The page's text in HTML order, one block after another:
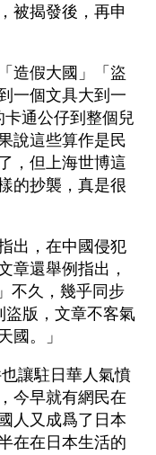
被揭發後，再申
造假大國」「盜
一個文具大到一
通公仔到整個兒
說這些算作是民
，但上海世博這
的抄襲，真是很
出，在中國侵犯
章還舉例指出，
不久，幾乎同步
盜版，文章不客氣
國。」
讓駐日華人氣憤
今早就有網民在
人又成爲了日本
在在日本生活的